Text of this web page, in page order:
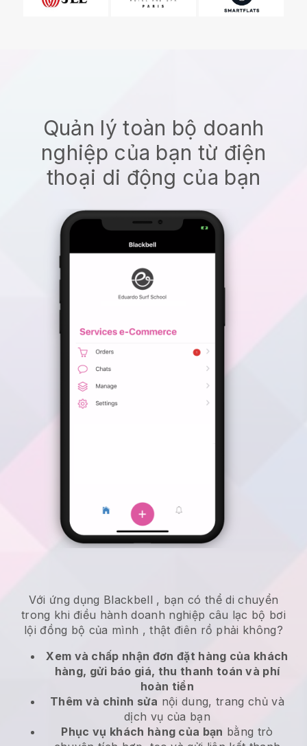
Quản lý toàn bộ doanh
nghiệp của bạn từ điện
thoại di động của bạn
Với ứng dụng Blackbell , bạn có thể di chuyển
trong khi điều hành doanh nghiệp câu lạc bộ bơi
lội đồng bộ của mình , thật điên rồ phải không?
Xem và chấp nhận đơn đặt hàng của khách
hàng, gửi báo giá, thu thanh toán và phí
hoàn tiền
Thêm và chỉnh sửa nội dung, trang chủ và
dịch vụ của bạn
Phục vụ khách hàng của bạn bằng trò